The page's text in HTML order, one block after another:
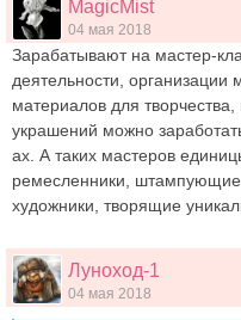
MagicMist
04 мая 2018
Зарабатывают на мастер-
деятельности,
материалов для
украшений можно
ах. А таких мастеров
ремесленники,
художники, творящие
Луноход-1
04 мая 2018